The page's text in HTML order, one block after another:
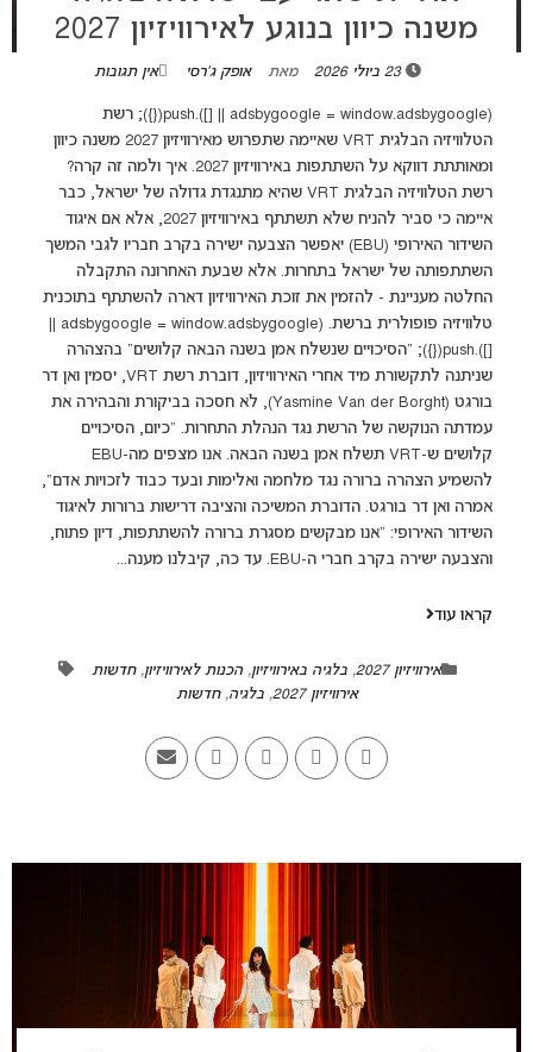
משנה כיוון בנוגע לאירוויזיון 2027
23 ביולי 2026 מאת אופק ג'רסי אין תגובות
(adsbygoogle = window.adsbygoogle || []).push({}); רשת
הטלוויזיה הבלגית VRT שאיימה שתפרוש מאירוויזיון 2027 משנה כיוון
ומאותתת דווקא על השתתפות באירוויזיון 2027. איך ולמה זה קרה?
רשת הטלוויזיה הבלגית VRT שהיא מתנגדת גדולה של ישראל, כבר
איימה כי סביר להניח שלא תשתתף באירוויזיון 2027, אלא אם איגוד
השידור האירופי (EBU) יאפשר הצבעה ישירה בקרב חבריו לגבי המשך
השתתפותה של ישראל בתחרות. אלא שבעת האחרונה התקבלה
החלטה מעניינת - להזמין את זוכת האירוויזיון דארה להשתתף בתוכנית
טלוויזיה פופולרית ברשת. (adsbygoogle = window.adsbygoogle ||
[]).push({}); "הסיכויים שנשלח אמן בשנה הבאה קלושים" בהצהרה
שניתנה לתקשורת מיד אחרי האירוויזיון, דוברת רשת VRT, יסמין ואן דר
בורגט (Yasmine Van der Borght), לא חסכה בביקורת והבהירה את
עמדתה הנוקשה של הרשת נגד הנהלת התחרות. "כיום, הסיכויים
קלושים ש-VRT תשלח אמן בשנה הבאה. אנו מצפים מה-EBU
להשמיע הצהרה ברורה נגד מלחמה ואלימות ובעד כבוד לזכויות אדם",
אמרה ואן דר בורגט. הדוברת המשיכה והציבה דרישות ברורות לאיגוד
השידור האירופי: "אנו מבקשים מסגרת ברורה להשתתפות, דיון פתוח,
והצבעה ישירה בקרב חברי ה-EBU. עד כה, קיבלנו מענה...
קראו עוד
אירוויזיון 2027 ,בלגיה באירוויזיון,הכנות לאירוויזיון,חדשות
אירוויזיון 2027
,בלגיה,חדשות